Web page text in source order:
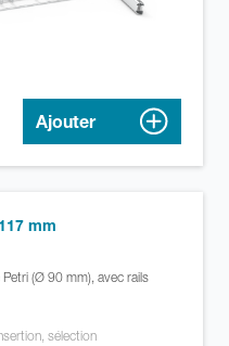
Ajouter
mm
(Ø 90 mm), avec rails
sélection